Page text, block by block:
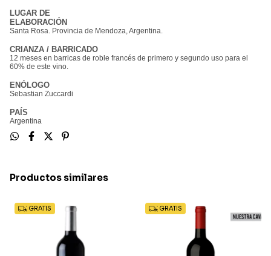
LUGAR DE
ELABORACIÓN
Santa Rosa. Provincia de Mendoza, Argentina.
CRIANZA / BARRICADO
12 meses en barricas de roble francés de primero y segundo uso para el
60% de este vino.
ENÓLOGO
Sebastian Zuccardi
PAÍS
Argentina
Productos similares
GRATIS GRATIS